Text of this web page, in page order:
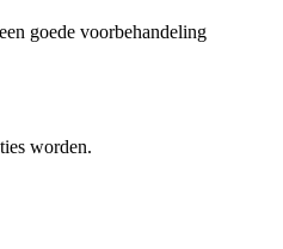
goede voorbehandeling
worden.